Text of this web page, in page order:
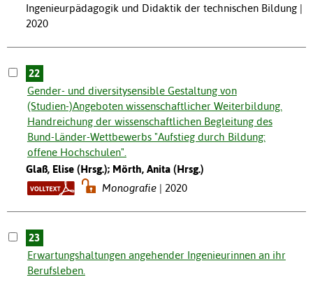
Ingenieurpädagogik und Didaktik der technischen Bildung |
2020
22
Gender- und diversitysensible Gestaltung von
(Studien-)Angeboten wissenschaftlicher Weiterbildung.
Handreichung der wissenschaftlichen Begleitung des
Bund-Länder-Wettbewerbs "Aufstieg durch Bildung:
offene Hochschulen".
Glaß, Elise (Hrsg.); Mörth, Anita (Hrsg.)
Monografie
2020
23
Erwartungshaltungen angehender Ingenieurinnen an ihr
Berufsleben.